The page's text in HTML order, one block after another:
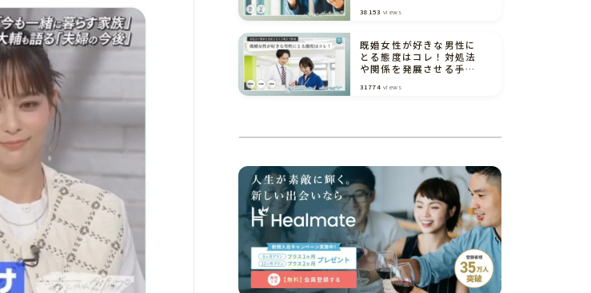
38153 views
既婚女性が好きな男性に
とる態度はコレ！対処法
や関係を発展させる手順
31774 views